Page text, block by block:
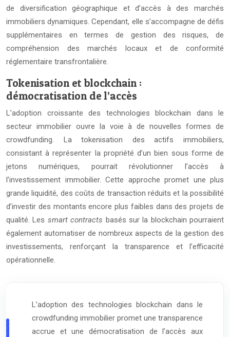
de diversification géographique et d’accès à des marchés
immobiliers dynamiques. Cependant, elle s’accompagne de défis
supplémentaires en termes de gestion des risques, de
compréhension des marchés locaux et de conformité
réglementaire transfrontalière.
Tokenisation et blockchain :
démocratisation de l’accès
L’adoption croissante des technologies blockchain dans le
secteur immobilier ouvre la voie à de nouvelles formes de
crowdfunding. La tokenisation des actifs immobiliers,
consistant à représenter la propriété d’un bien sous forme de
jetons numériques, pourrait révolutionner l’accès à
l’investissement immobilier. Cette approche promet une plus
grande liquidité, des coûts de transaction réduits et la possibilité
d’investir des montants encore plus faibles dans des projets de
qualité. Les smart contracts basés sur la blockchain pourraient
également automatiser de nombreux aspects de la gestion des
investissements, renforçant la transparence et l’efficacité
opérationnelle.
L’adoption des technologies blockchain dans le
crowdfunding immobilier promet une transparence
accrue et une démocratisation de l’accès aux